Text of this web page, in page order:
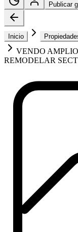
Publicar
Inicio
VENDO
REMODELAR